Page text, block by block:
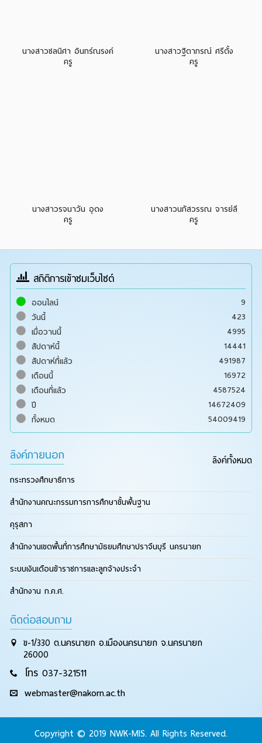
นางสาวชลนิศา อินทร์ณรงค์
ครู
นางสาวฐิตาภรณ์ ศรีตั้ง
ครู
นางสาวรจนาวัน อุดง
ครู
นางสาวนภัสวรรณ จารย์ลี
ครู
สถิติการเข้าชมเว็บไซต์
ออนไลน์
9
วันนี้
423
เมื่อวานนี้
4995
สัปดาห์นี้
14441
สัปดาห์ที่แล้ว
491987
เดือนนี้
16972
เดือนที่แล้ว
4587524
ปี
14672409
ทั้งหมด
54009419
ลิงค์ภายนอก ลิงค์ทั้งหมด
กระทรวงศึกษาธิการ
สำนักงานคณะกรรมการการศึกษาขั้นพื้นฐาน
คุรุสภา
สำนักงานเขตพื้นที่การศึกษามัธยมศึกษาปราจีนบุรี นครนายก
ระบบเงินเดือนข้าราชการและลูกจ้างประจำ
สำนักงาน ก.ค.ศ.
ติดต่อสอบถาม
ข-1/330 ต.นครนายก อ.เมืองนครนายก จ.นครนายก
26000
โทร 037-321511
webmaster@nakorn.ac.th
Copyright © 2019 NWK-MIS. All Rights Reserved.